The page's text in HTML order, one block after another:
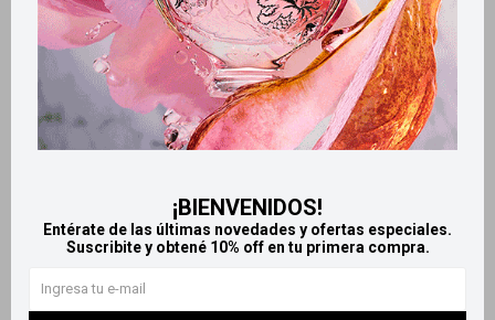
¡BIENVENIDOS!
Entérate de las últimas novedades y ofertas especiales.
Suscribite y obtené 10% off en tu primera compra.
Llega MAÑANA